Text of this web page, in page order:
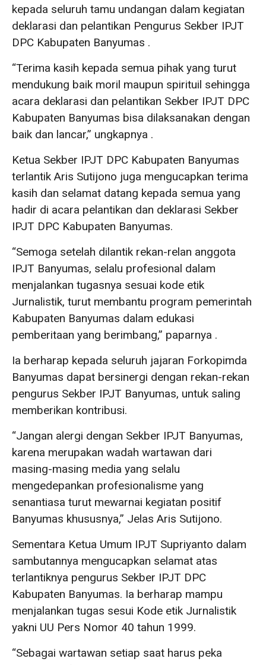
kepada seluruh tamu undangan dalam kegiatan
deklarasi dan pelantikan Pengurus Sekber IPJT
DPC Kabupaten Banyumas .
“Terima kasih kepada semua pihak yang turut
mendukung baik moril maupun spirituil sehingga
acara deklarasi dan pelantikan Sekber IPJT DPC
Kabupaten Banyumas bisa dilaksanakan dengan
baik dan lancar,” ungkapnya .
Ketua Sekber IPJT DPC Kabupaten Banyumas
terlantik Aris Sutijono juga mengucapkan terima
kasih dan selamat datang kepada semua yang
hadir di acara pelantikan dan deklarasi Sekber
IPJT DPC Kabupaten Banyumas.
“Semoga setelah dilantik rekan-relan anggota
IPJT Banyumas, selalu profesional dalam
menjalankan tugasnya sesuai kode etik
Jurnalistik, turut membantu program pemerintah
Kabupaten Banyumas dalam edukasi
pemberitaan yang berimbang,” paparnya .
Ia berharap kepada seluruh jajaran Forkopimda
Banyumas dapat bersinergi dengan rekan-rekan
pengurus Sekber IPJT Banyumas, untuk saling
memberikan kontribusi.
“Jangan alergi dengan Sekber IPJT Banyumas,
karena merupakan wadah wartawan dari
masing-masing media yang selalu
mengedepankan profesionalisme yang
senantiasa turut mewarnai kegiatan positif
Banyumas khususnya,” Jelas Aris Sutijono.
Sementara Ketua Umum IPJT Supriyanto dalam
sambutannya mengucapkan selamat atas
terlantiknya pengurus Sekber IPJT DPC
Kabupaten Banyumas. Ia berharap mampu
menjalankan tugas sesui Kode etik Jurnalistik
yakni UU Pers Nomor 40 tahun 1999.
“Sebagai wartawan setiap saat harus peka